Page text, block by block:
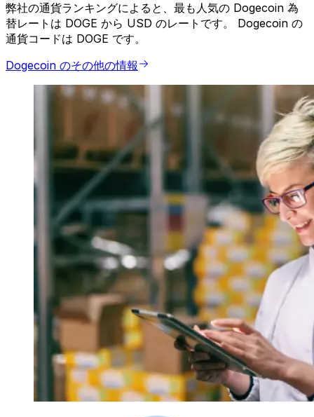
弊社の通貨ランキングによると、最も人気の Dogecoin 為
替レートは DOGE から USD のレートです。 Dogecoin の
通貨コードは DOGE です。
Dogecoin のその他の情報